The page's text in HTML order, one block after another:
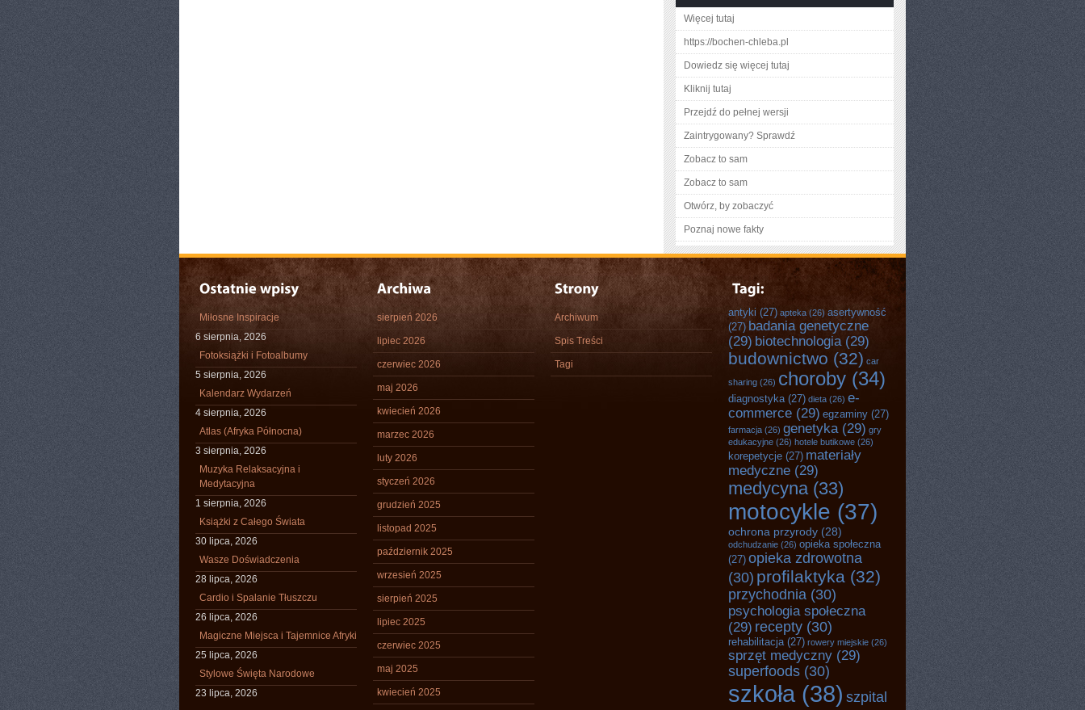
Więcej tutaj
https://bochen-chleba.pl
Dowiedz się więcej tutaj
Kliknij tutaj
Przejdź do pełnej wersji
Zaintrygowany? Sprawdź
Zobacz to sam
Zobacz to sam
Otwórz, by zobaczyć
Poznaj nowe fakty
Miłosne Inspiracje
6 sierpnia, 2026
Fotoksiążki i Fotoalbumy
5 sierpnia, 2026
Kalendarz Wydarzeń
4 sierpnia, 2026
Atlas (Afryka Północna)
3 sierpnia, 2026
Muzyka Relaksacyjna i
Medytacyjna
1 sierpnia, 2026
Książki z Całego Świata
30 lipca, 2026
Wasze Doświadczenia
28 lipca, 2026
Cardio i Spalanie Tłuszczu
26 lipca, 2026
Magiczne Miejsca i Tajemnice Afryki
25 lipca, 2026
Stylowe Święta Narodowe
23 lipca, 2026
sierpień 2026
lipiec 2026
czerwiec 2026
maj 2026
kwiecień 2026
marzec 2026
luty 2026
styczeń 2026
grudzień 2025
listopad 2025
październik 2025
wrzesień 2025
sierpień 2025
lipiec 2025
czerwiec 2025
maj 2025
kwiecień 2025
Archiwum
Spis Treści
Tagi
antyki (27) apteka (26) asertywność
(27) badania genetyczne
(29) biotechnologia (29)
budownictwo (32) car
sharing (26) choroby (34)
diagnostyka(27) dieta (26) e-
commerce (29) egzaminy (27)
farmacja (26) genetyka (29) gry
edukacyjne (26) hotele butikowe (26)
korepetycje (27) materiały
medyczne (29)
medycyna(33)
motocykle (37)
ochrona przyrody (28)
odchudzanie (26) opieka społeczna
(27) opieka zdrowotna
(30) profilaktyka (32)
przychodnia (30)
psychologia społeczna
(29) recepty (30)
rehabilitacja(27) rowery miejskie (26)
sprzęt medyczny (29)
superfoods (30)
szkoła (38) szpital